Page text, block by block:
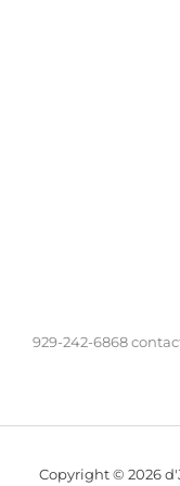
929-242-6868
Copyright © 2026